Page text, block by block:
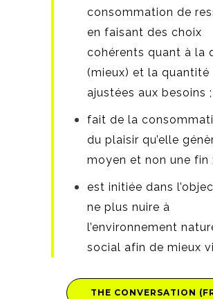
consommation de
en faisant des choix
cohérents quant à la
(mieux) et la quantité
ajustées aux besoins ;
fait de la
du plaisir qu’elle
moyen et non une fin ;
est initiée dans
ne plus nuire à
l’environnement
social afin de mieux
THE CONVERSATION